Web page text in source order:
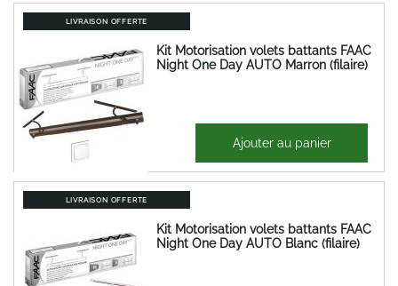
LIVRAISON OFFERTE
Kit Motorisation volets battants FAAC
Night One Day AUTO Marron (filaire)
642,13 €
535,11 € Ajouter au panier
LIVRAISON OFFERTE
Kit Motorisation volets battants FAAC
Night One Day AUTO Blanc (filaire)